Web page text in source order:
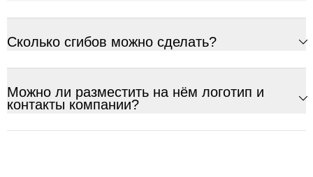
Сколько сгибов можно сделать?
Можно ли разместить на нём логотип и
контакты компании?